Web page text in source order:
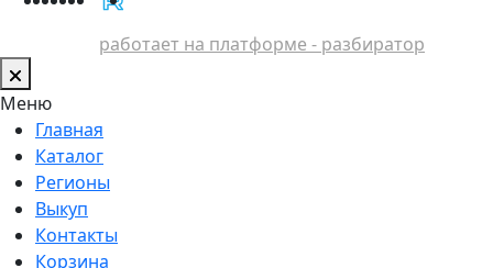
работает на платформе - разбиратор
Меню
Главная
Каталог
Регионы
Выкуп
Контакты
Корзина